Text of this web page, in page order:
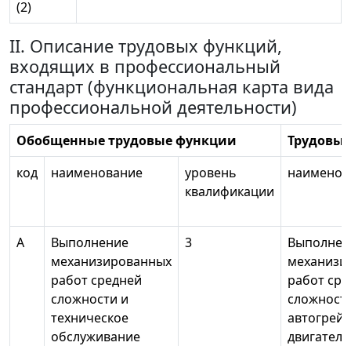
(2)
II. Описание трудовых функций,
входящих в профессиональный
стандарт (функциональная карта вида
профессиональной деятельности)
Обобщенные трудовые функции
код
наименование
уровень
квалификации
А
Выполнение
механизированных
работ средней
сложности и
техническое
обслуживание
3
работ